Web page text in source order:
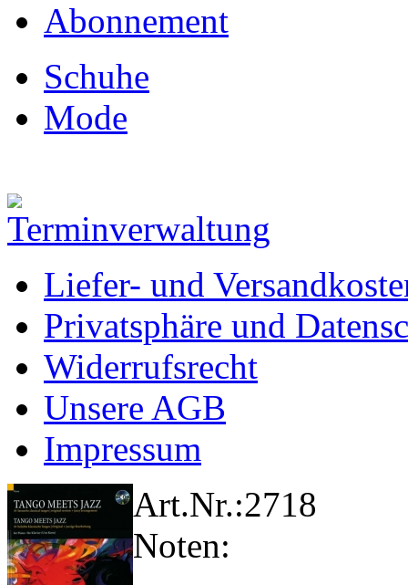
Abonnement
Schuhe
Mode
Liefer- und
Privatsphäre und
Widerrufsrecht
Unsere AGB
Impressum
Art.Nr.:2718
Noten: